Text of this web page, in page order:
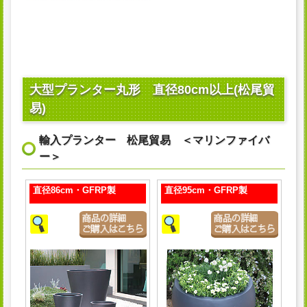
大型プランター丸形 直径80cm以上(松尾貿
易)
輸入プランター 松尾貿易 ＜マリンファイバ
ー＞
直径86cm・GFRP製 直径95cm・GFRP製